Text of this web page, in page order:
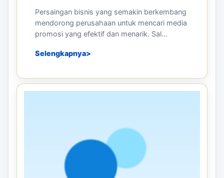
Persaingan bisnis yang semakin berkembang
mendorong perusahaan untuk mencari media
promosi yang efektif dan menarik. Sal...
Selengkapnya